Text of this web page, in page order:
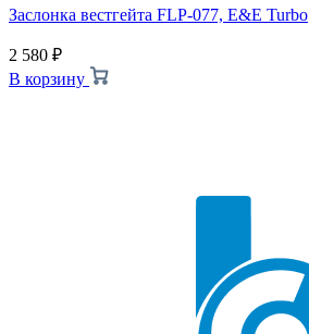
Заслонка вестгейта FLP-077, E&E Turbo
2 580 ₽
В корзину